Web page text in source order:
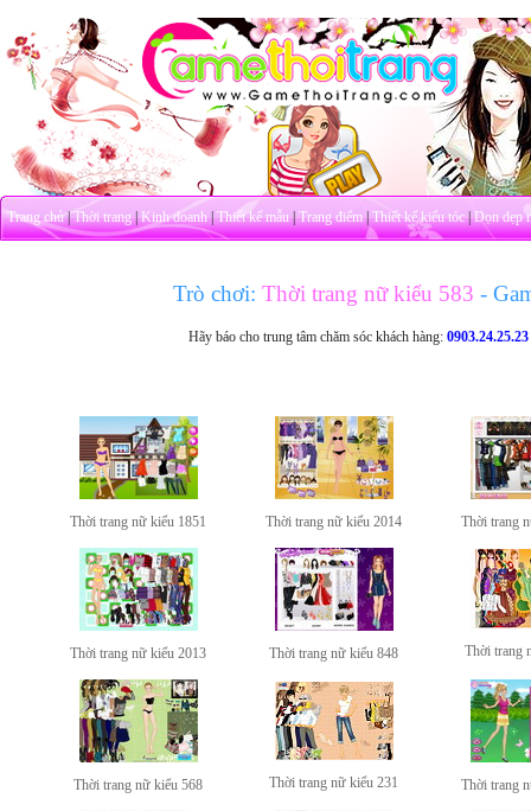
Trang chủ|Thời trang|Kinh doanh|Thiết kế mẫu|Trang điểm|Thiết kế kiểu tóc|Dọn dẹp
Trò chơi: Thời trang nữ kiểu 583-
Hãy báo cho trung tâm chăm sóc khách hàng:0903.24.25.23
Thời trang nữ kiểu 1851 Thời trang nữ kiểu 2014 Thời trang
Thời trang nữ kiểu 2013 Thời trang nữ kiểu 848 Thời trang
Thời trang nữ kiểu 568 Thời trang nữ kiểu 231 Thời trang